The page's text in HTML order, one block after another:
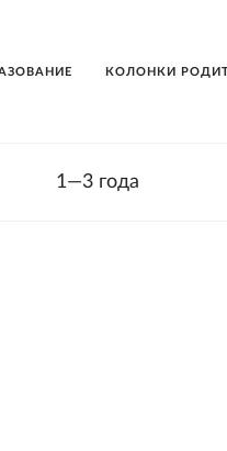
КОЛОНКИ
1—3 года